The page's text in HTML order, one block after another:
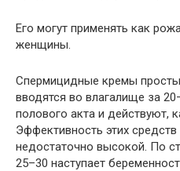
Его могут применять как
женщины.
Спермицидные кремы
вводятся во влагалище за
полового акта и действуют,
Эффективность этих
недостаточно высокой. По
25–30 наступает